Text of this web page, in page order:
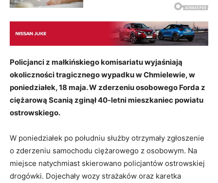
Policjanci z małkińskiego komisariatu wyjaśniają
okoliczności tragicznego wypadku w Chmielewie, w
poniedziałek, 18 maja. W zderzeniu osobowego Forda z
ciężarową Scanią zginął 40‑letni mieszkaniec powiatu
ostrowskiego.
W poniedziałek po południu służby otrzymały zgłoszenie
o zderzeniu samochodu ciężarowego z osobowym. Na
miejsce natychmiast skierowano policjantów ostrowskiej
drogówki. Dojechały wozy strażaków oraz karetka